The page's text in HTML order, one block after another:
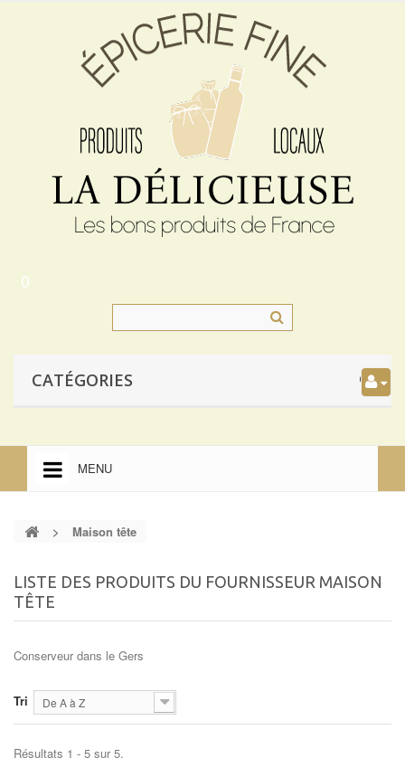
0
CATÉGORIES
MENU
ACCUEIL
MENTIONS LÉGALES
> Maison tête
LISTE DES PRODUITS DU FOURNISSEUR MAISON
TÊTE
Conserveur dans le Gers
Tri De A à Z
Résultats 1 - 5 sur 5.